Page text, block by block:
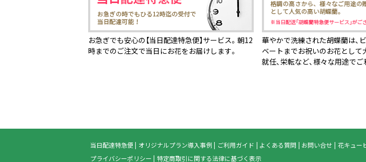
お急ぎでも安心の【当日配達特急便】サービス。朝12
時までのご注文で当日にお花をお届けします。
華やかで洗練された胡蝶蘭は、
ベートまでお祝いのお花として大
就任、栄転など、様々な用途でご
当日配達特急便 オリジナルプラン導入事例 ご利用ガイド よくある質問 お問い合せ 花キュー
プライバシーポリシー
特定商取引に関する法律に基づく表示